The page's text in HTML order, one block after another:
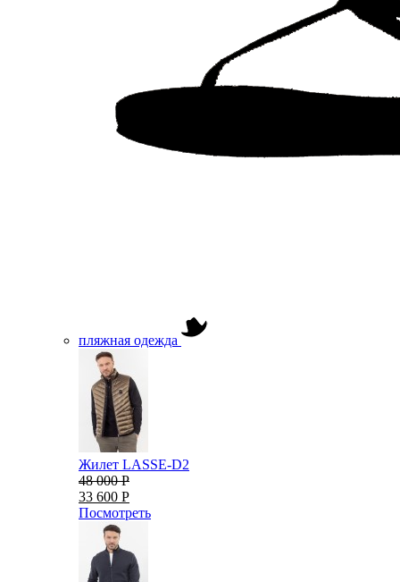
пляжная одежда
Жилет LASSE-D2
48 000 Р
33 600 Р
Посмотреть